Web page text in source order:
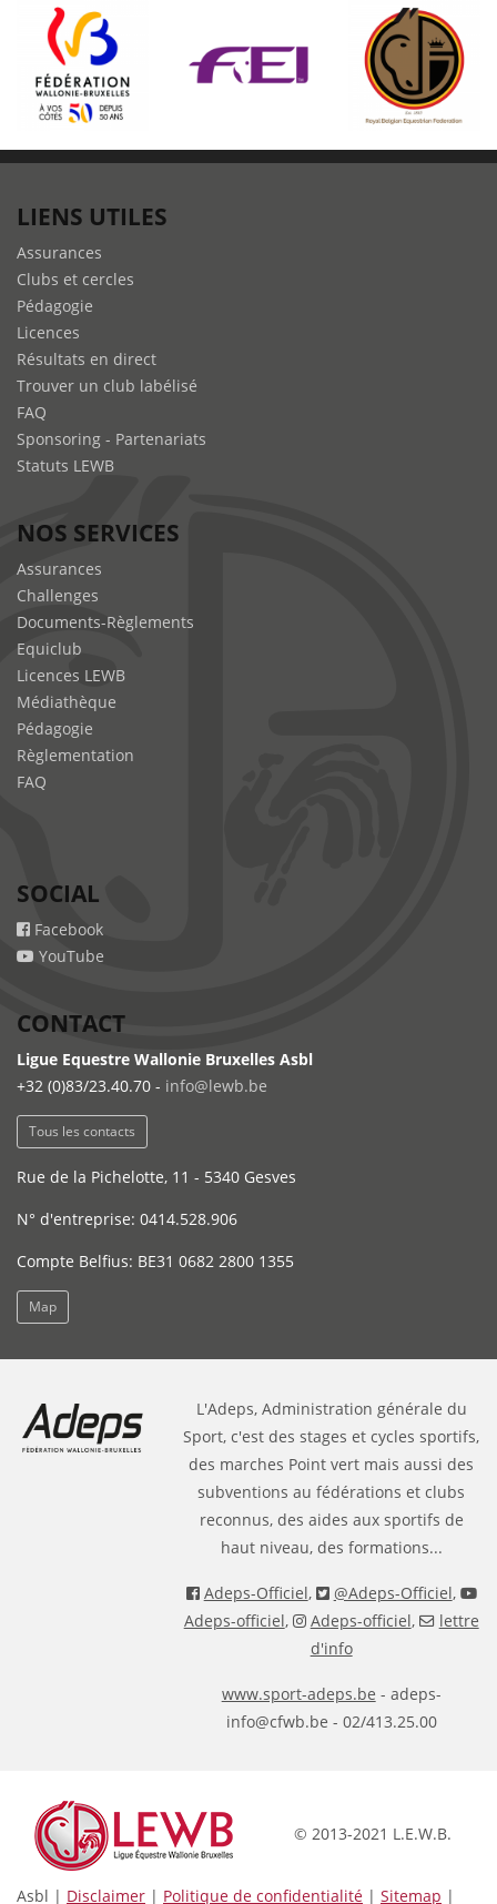
LIENS UTILES
Assurances
Clubs et cercles
Pédagogie
Licences
Résultats en direct
Trouver un club labélisé
FAQ
Sponsoring - Partenariats
Statuts LEWB
NOS SERVICES
Assurances
Challenges
Documents-Règlements
Equiclub
Licences LEWB
Médiathèque
Pédagogie
Règlementation
FAQ
SOCIAL
Facebook
YouTube
CONTACT
Ligue Equestre Wallonie Bruxelles Asbl
+32 (0)83/23.40.70 - info@lewb.be
Tous les contacts
Rue de la Pichelotte, 11 - 5340 Gesves
N° d'entreprise: 0414.528.906
Compte Belfius: BE31 0682 2800 1355
Map
L'Adeps, Administration générale du
Sport, c'est des stages et cycles sportifs,
des marches Point vert mais aussi des
subventions au fédérations et clubs
reconnus, des aides aux sportifs de
haut niveau, des formations...
Adeps-Officiel, @Adeps-Officiel,
Adeps-officiel, Adeps-officiel,
lettre
d'info
www.sport-adeps.be - adeps-
info@cfwb.be - 02/413.25.00
© 2013-2021 L.E.W.B.
Asbl | Disclaimer | Politique de confidentialité | Sitemap |